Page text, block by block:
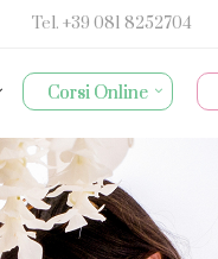
Tel.+39 081 8252704
Corsi Online